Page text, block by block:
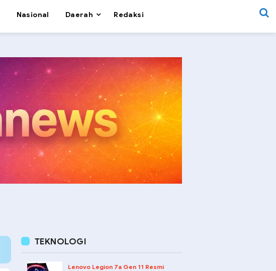
Nasional Daerah Redaksi
TEKNOLOGI
Lenovo Legion 7a Gen 11 Resmi